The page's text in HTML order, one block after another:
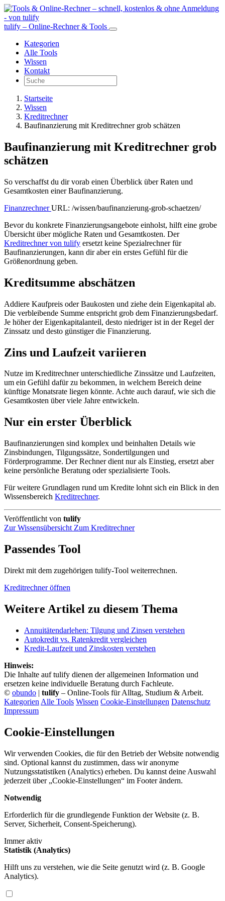
tulify – Online-Rechner & Tools
Kategorien
Alle Tools
Wissen
Kontakt
Startseite
Wissen
Kreditrechner
Baufinanzierung mit Kreditrechner grob schätzen
Baufinanzierung mit Kreditrechner grob
schätzen
So verschaffst du dir vorab einen Überblick über Raten und
Gesamtkosten einer Baufinanzierung.
FinanzrechnerURL: /wissen/baufinanzierung-grob-schaetzen/
Bevor du konkrete Finanzierungsangebote einholst, hilft eine grobe
Übersicht über mögliche Raten und Gesamtkosten. Der
Kreditrechner von tulify ersetzt keine Spezialrechner für
Baufinanzierungen, kann dir aber ein erstes Gefühl für die
Größenordnung geben.
Kreditsumme abschätzen
Addiere Kaufpreis oder Baukosten und ziehe dein Eigenkapital ab.
Die verbleibende Summe entspricht grob dem Finanzierungsbedarf.
Je höher der Eigenkapitalanteil, desto niedriger ist in der Regel der
Zinssatz und desto günstiger die Finanzierung.
Zins und Laufzeit variieren
Nutze im Kreditrechner unterschiedliche Zinssätze und Laufzeiten,
um ein Gefühl dafür zu bekommen, in welchem Bereich deine
künftige Monatsrate liegen könnte. Achte auch darauf, wie sich die
Gesamtkosten über viele Jahre entwickeln.
Nur ein erster Überblick
Baufinanzierungen sind komplex und beinhalten Details wie
Zinsbindungen, Tilgungssätze, Sondertilgungen und
Förderprogramme. Der Rechner dient nur als Einstieg, ersetzt aber
keine persönliche Beratung oder spezialisierte Tools.
Für weitere Grundlagen rund um Kredite lohnt sich ein Blick in den
Wissensbereich Kreditrechner.
Veröffentlicht von tulify
Zur Wissensübersicht Zum Kreditrechner
Passendes Tool
Direkt mit dem zugehörigen tulify-Tool weiterrechnen.
Kreditrechner öffnen
Weitere Artikel zu diesem Thema
Annuitätendarlehen: Tilgung und Zinsen verstehen
Autokredit vs. Ratenkredit vergleichen
Kredit-Laufzeit und Zinskosten verstehen
Hinweis:
Die Inhalte auf tulify dienen der allgemeinen Information und
ersetzen keine individuelle Beratung durch Fachleute.
© obundo | tulify – Online-Tools für Alltag, Studium & Arbeit.
Kategorien Alle Tools Wissen Cookie-Einstellungen Datenschutz
Impressum
Cookie-Einstellungen
Wir verwenden Cookies, die für den Betrieb der Website notwendig
sind. Optional kannst du zustimmen, dass wir anonyme
Nutzungsstatistiken (Analytics) erheben. Du kannst deine Auswahl
jederzeit über „Cookie-Einstellungen“ im Footer ändern.
Notwendig
Erforderlich für die grundlegende Funktion der Website (z. B.
Server, Sicherheit, Consent-Speicherung).
Immer aktiv
Statistik (Analytics)
Hilft uns zu verstehen, wie die Seite genutzt wird (z. B. Google
Analytics).